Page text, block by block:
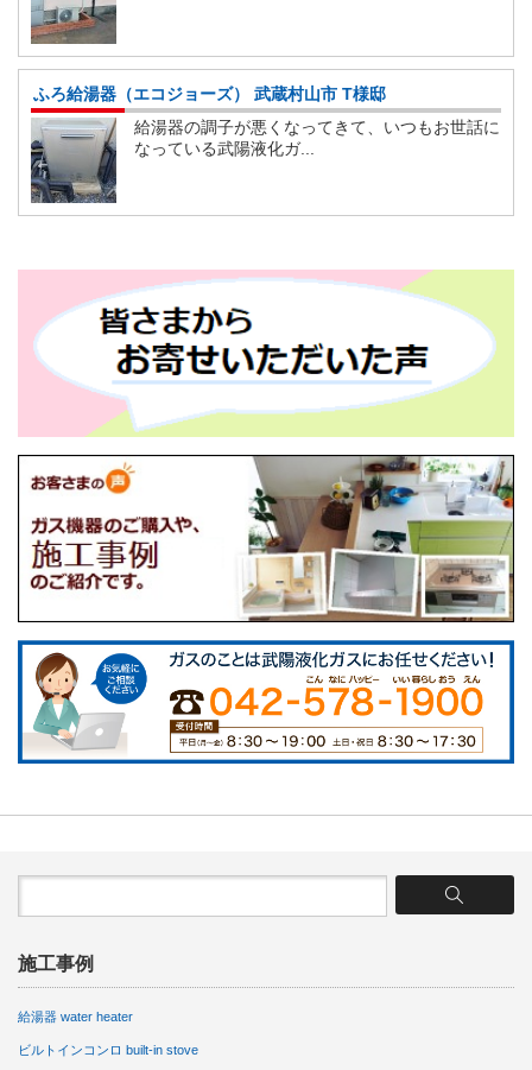
ふろ給湯器（エコジョーズ） 武蔵村山市 T様邸
給湯器の調子が悪くなってきて、いつもお世話に
なっている武陽液化ガ...
施工事例
給湯器 water heater
ビルトインコンロ built-in stove